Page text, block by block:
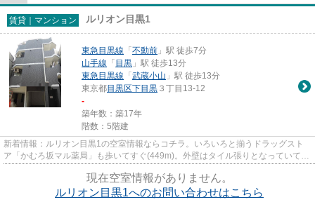
賃貸｜マンション ルリオン目黒1
東急目黒線 「 不動前 」駅 徒歩7分
山手線 「 目黒 」駅 徒歩13分
東急目黒線 「 武蔵小山 」駅 徒歩13分
東京都目黒区下目黒 ３丁目13-12
-
築年数：築17年
階数：5階建
新着情報：ルリオン目黒1の空室情報ならコチラ。いろいろと揃うドラッグスト
ア「かむろ坂マル薬局」も歩いてすぐ(449m)。外壁はタイル張りとなっていて、
現在空室情報がありません。
ルリオン目黒1へのお問い合わせはこちら